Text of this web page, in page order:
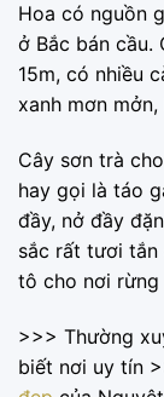
Hoa có nguồn
ở Bắc bán cầu.
15m, có nhiều
xanh mơn
Cây sơn trà
hay gọi là táo
đầy, nở đầy
sắc rất tươi
tô cho nơi rừng
>>> Thường
biết nơi uy tín